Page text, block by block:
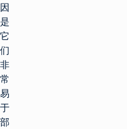
因
是
它
们
非
常
易
于
部